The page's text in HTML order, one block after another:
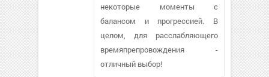
некоторые моменты с
балансом и прогрессией. В
целом, для расслабляющего
времяпрепровождения -
отличный выбор!